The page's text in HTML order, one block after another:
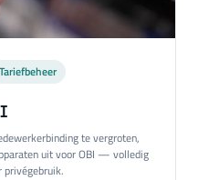
Tariefbeheer
te vergroten,
uit voor OBI — volledig
privégebruik.